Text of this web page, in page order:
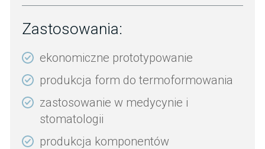
Zastosowania:
ekonomiczne prototypowanie
produkcja form do termoformowania
zastosowanie w medycynie i
stomatologii
produkcja komponentów